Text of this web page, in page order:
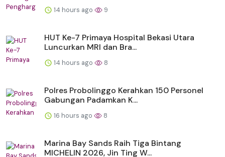
14 hours ago 9
HUT Ke-7 Primaya Hospital Bekasi Utara
Luncurkan MRI dan Bra...
14 hours ago 8
Polres Probolinggo Kerahkan 150 Personel
Gabungan Padamkan K...
16 hours ago 8
Marina Bay Sands Raih Tiga Bintang
MICHELIN 2026, Jin Ting W...